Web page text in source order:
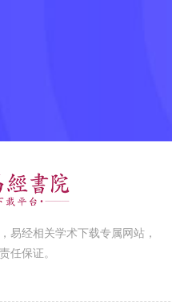
易经相关学术下载专属网站，
任保证。